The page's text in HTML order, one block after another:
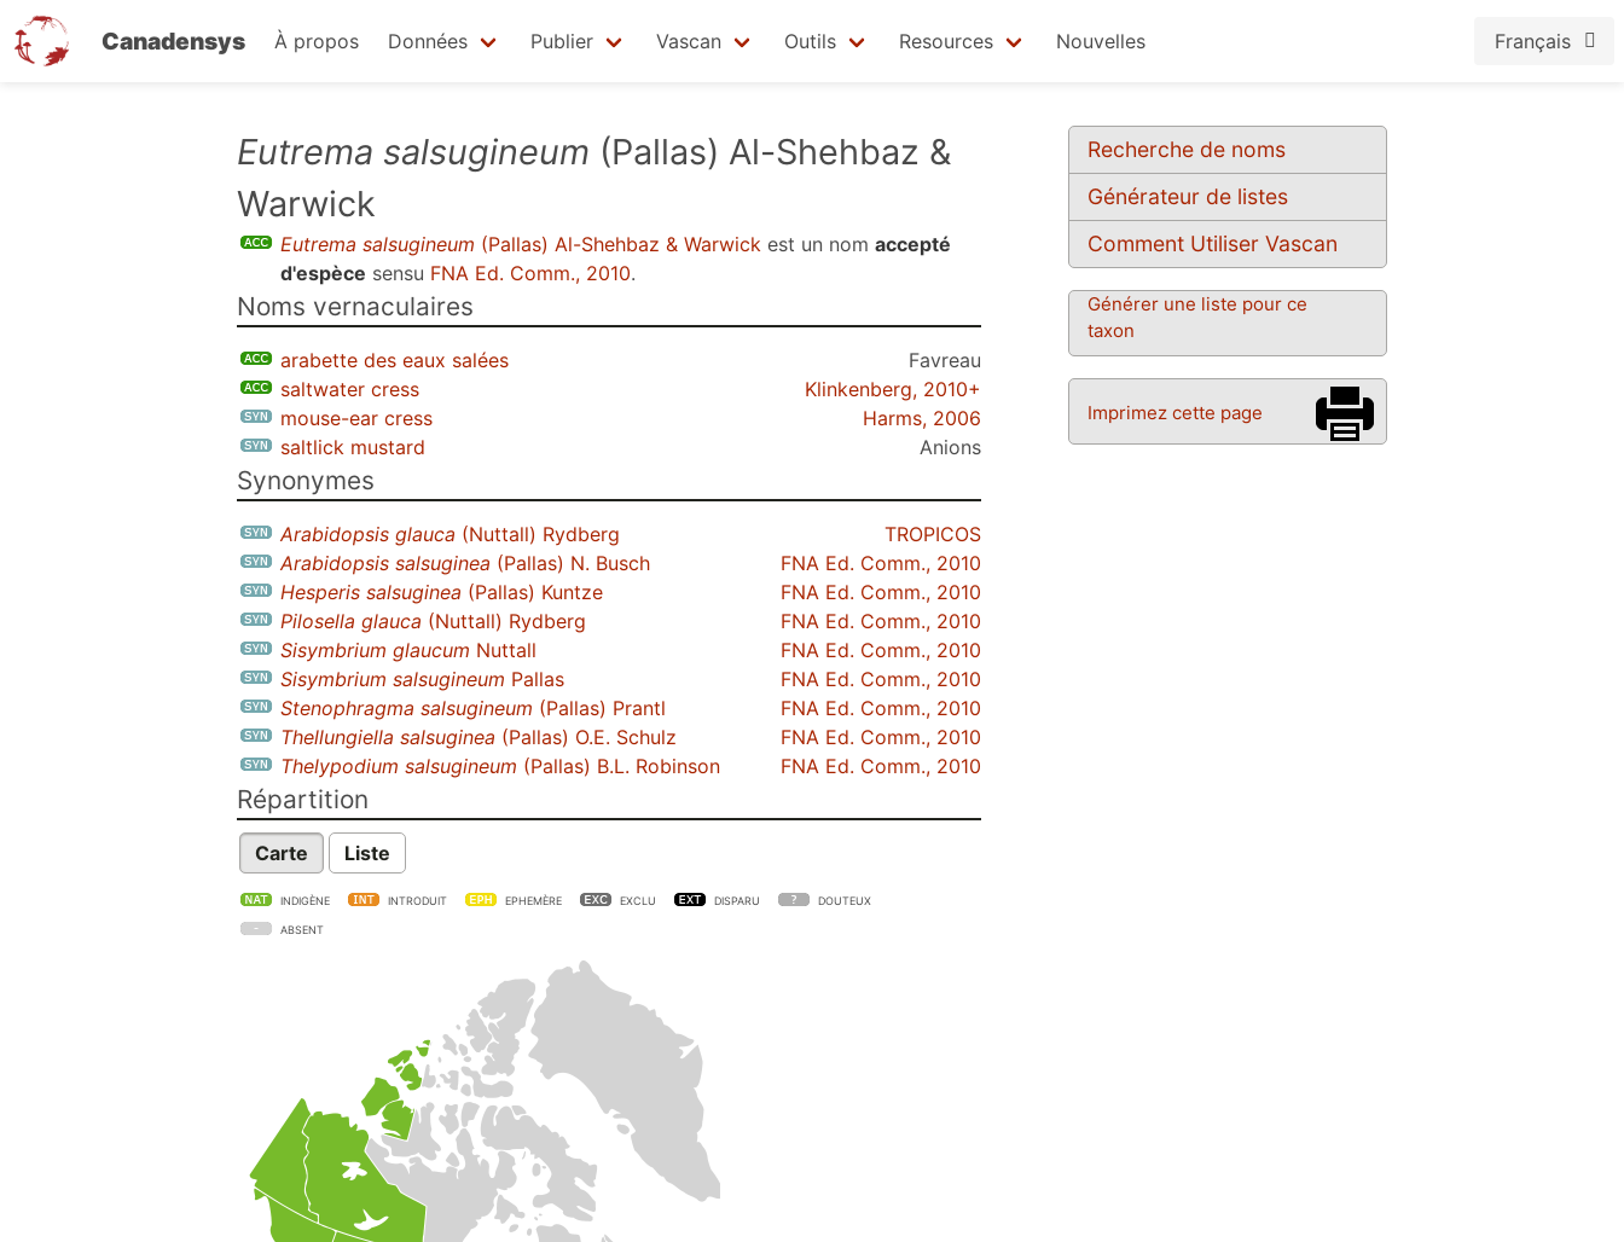
Canadensys À propos Données Publier Vascan Outils Resources Nouvelles Français
Recherche de noms
Générateur de listes
Comment Utiliser Vascan
Générer une liste pour ce
taxon
Imprimez cette page
Eutrema salsugineum (Pallas) Al-Shehbaz &
Warwick
Eutrema salsugineum (Pallas) Al-Shehbaz & Warwick est un nom accepté
d'espèce sensu FNA Ed. Comm., 2010.
Noms vernaculaires
arabette des eaux salées
Favreau
saltwater cress
Klinkenberg, 2010+
mouse-ear cress
Harms, 2006
saltlick mustard
Anions
Synonymes
Arabidopsis glauca (Nuttall) Rydberg
TROPICOS
Arabidopsis salsuginea (Pallas) N. Busch
FNA Ed. Comm., 2010
Hesperis salsuginea (Pallas) Kuntze
FNA Ed. Comm., 2010
Pilosella glauca (Nuttall) Rydberg
FNA Ed. Comm., 2010
Sisymbrium glaucum Nuttall
FNA Ed. Comm., 2010
Sisymbrium salsugineum Pallas
FNA Ed. Comm., 2010
Stenophragma salsugineum (Pallas) Prantl
FNA Ed. Comm., 2010
Thellungiella salsuginea (Pallas) O.E. Schulz
FNA Ed. Comm., 2010
Thelypodium salsugineum (Pallas) B.L. Robinson FNA Ed. Comm., 2010
Répartition
Carte Liste
INDIGÈNE INTRODUIT EPHEMÈRE EXCLU DISPARU DOUTEUX
ABSENT